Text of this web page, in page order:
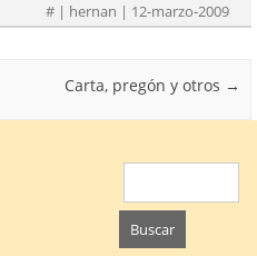
# | hernan | 12-marzo-2009
Carta, pregón y otros →